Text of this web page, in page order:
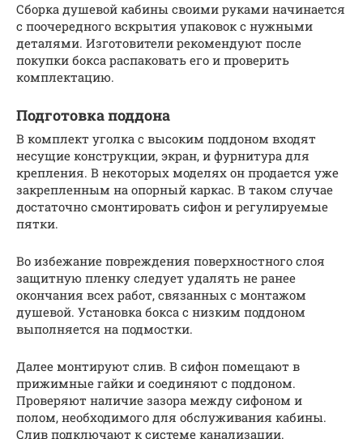
Сборка душевой кабины своими руками начинается
с поочередного вскрытия упаковок с нужными
деталями. Изготовители рекомендуют после
покупки бокса распаковать его и проверить
комплектацию.
Подготовка поддона
В комплект уголка с высоким поддоном входят
несущие конструкции, экран, и фурнитура для
крепления. В некоторых моделях он продается уже
закрепленным на опорный каркас. В таком случае
достаточно смонтировать сифон и регулируемые
пятки.
Во избежание повреждения поверхностного слоя
защитную пленку следует удалять не ранее
окончания всех работ, связанных с монтажом
душевой. Установка бокса с низким поддоном
выполняется на подмостки.
Далее монтируют слив. В сифон помещают в
прижимные гайки и соединяют с поддоном.
Проверяют наличие зазора между сифоном и
полом, необходимого для обслуживания кабины.
Слив подключают к системе канализации.